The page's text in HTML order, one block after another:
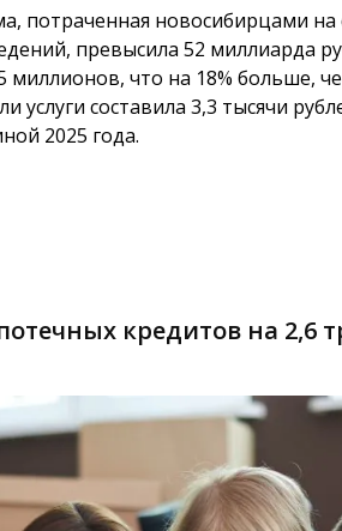
потраченная новосибирцами
превысила 52 миллиарда
миллионов, что на 18% больше,
услуги составила 3,3 тысячи
2025 года.
кредитов на 2,6